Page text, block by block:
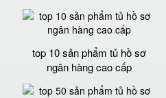
top 10 sản phẩm tủ hồ sơ
ngân hàng cao cấp